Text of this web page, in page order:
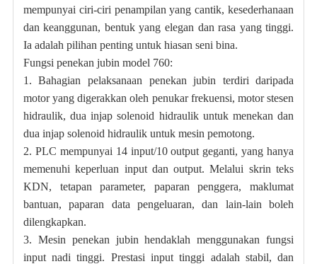
mempunyai ciri-ciri penampilan yang cantik, kesederhanaan
dan keanggunan, bentuk yang elegan dan rasa yang tinggi.
Ia adalah pilihan penting untuk hiasan seni bina.
Fungsi penekan jubin model 760:
1. Bahagian pelaksanaan penekan jubin terdiri daripada
motor yang digerakkan oleh penukar frekuensi, motor stesen
hidraulik, dua injap solenoid hidraulik untuk menekan dan
dua injap solenoid hidraulik untuk mesin pemotong.
2. PLC mempunyai 14 input/10 output geganti, yang hanya
memenuhi keperluan input dan output. Melalui skrin teks
KDN, tetapan parameter, paparan penggera, maklumat
bantuan, paparan data pengeluaran, dan lain-lain boleh
dilengkapkan.
3. Mesin penekan jubin hendaklah menggunakan fungsi
input nadi tinggi. Prestasi input tinggi adalah stabil, dan